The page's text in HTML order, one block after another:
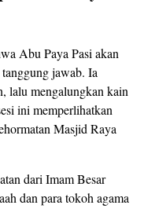
Abu Paya Pasi akan
jawab. Ia
lalu mengalungkan kain
ini memperlihatkan
Masjid Raya
dari Imam Besar
dan para tokoh agama